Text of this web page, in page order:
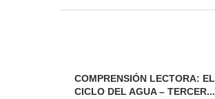
COMPRENSIÓN LECTORA: EL
CICLO DEL AGUA – TERCER...